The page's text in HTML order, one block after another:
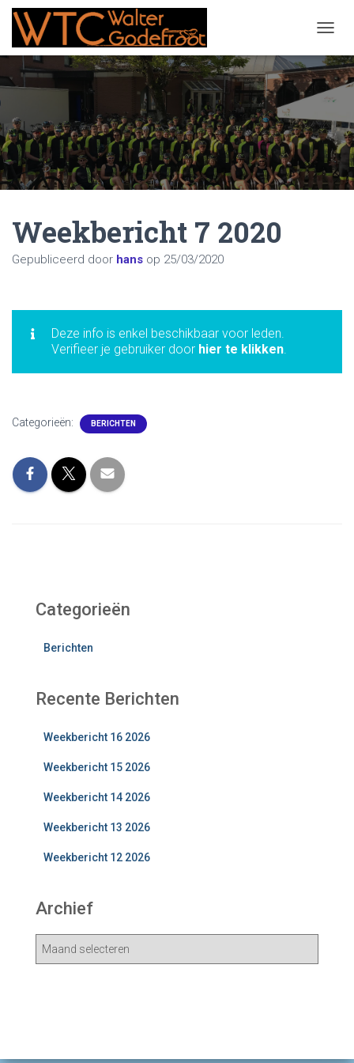
Weekbericht 7 2020
Gepubliceerd door hans op 25/03/2020
Deze info is enkel beschikbaar voor leden.
Verifieer je gebruiker door hier te klikken.
Categorieën: BERICHTEN
Categorieën
Berichten
Recente Berichten
Weekbericht 16 2026
Weekbericht 15 2026
Weekbericht 14 2026
Weekbericht 13 2026
Weekbericht 12 2026
Archief